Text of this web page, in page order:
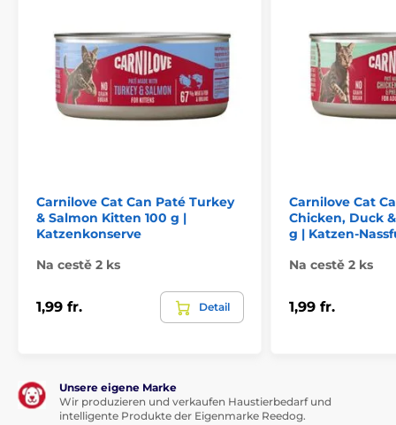
47 % Pute, 15 % Rentier, 2 % Erbsenmehl, 1 %
Cranberries, 1 % Lignocellulose, 0,3 % Calciumcarbonat
Carnilove Cat Can Paté Turkey
& Salmon Kitten 100 g |
Katzenkonserve
Na cestě 2 ks
1,99 fr. Detail
Carnilove Cat
Chicken, Duck
g | Katzen-
Na cestě 2 ks
1,99 fr.
Unsere eigene Marke
Wir produzieren und verkaufen Haustierbedarf und
intelligente Produkte der Eigenmarke Reedog.